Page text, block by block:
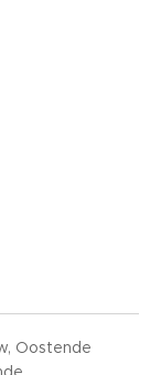
Oostende